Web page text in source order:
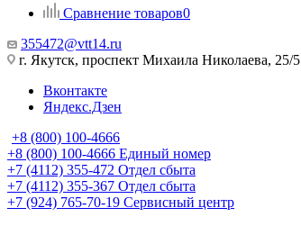
Сравнение товаров0
355472@vtt14.ru
г. Якутск, проспект Михаила Николаева, 25/5
Вконтакте
Яндекс.Дзен
+8 (800) 100-4666
+8 (800) 100-4666 Единый номер
+7 (4112) 355-472 Отдел сбыта
+7 (4112) 355-367 Отдел сбыта
+7 (924) 765-70-19 Сервисный центр